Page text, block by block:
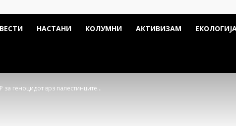
ВЕСТИ НАСТАНИ КОЛУМНИ АКТИВИЗАМ
за геноцидот врз палестинците...